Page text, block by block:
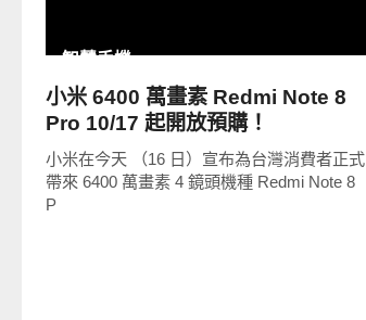
智慧手機
小米 6400 萬畫素 Redmi Note 8
Pro 10/17 起開放預購！
小米在今天 （16 日）宣布為台灣消費者正式
帶來 6400 萬畫素 4 鏡頭機種 Redmi Note 8
P